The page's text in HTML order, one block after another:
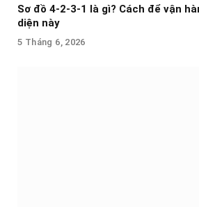
Sơ đồ 4-2-3-1 là gì? Cách để vận
diện này
5 Tháng 6, 2026